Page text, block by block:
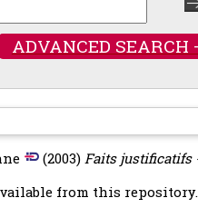
ADVANCED SEARCH
(2003)Faits justificatifs
from this repository.